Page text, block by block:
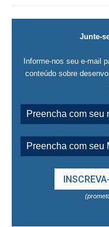
Junte-
Informe-nos seu e-mail
conteúdo sobre